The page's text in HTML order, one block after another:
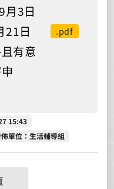
月3日
21日
有意
.pdf
15:43
單位
單位：生活輔導組